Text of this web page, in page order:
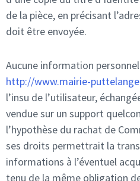
de la pièce, en précisant
doit être envoyée.
Aucune information
http://www.mairie-
l’insu de l’utilisateur,
vendue sur un support
l’hypothèse du rachat de
ses droits permettrait la
informations à l’éventuel
tenu de la même obligation